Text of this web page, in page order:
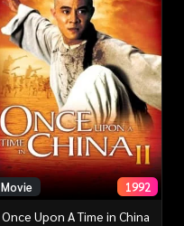
Movie 1992
Once Upon A Time in China